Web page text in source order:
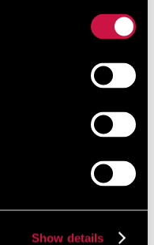
Show details